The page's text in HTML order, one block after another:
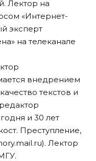
Лектор на
«Интернет-
эксперт
на телеканале
внедрением
текстов и
и 30 лет
Преступление,
Лектор